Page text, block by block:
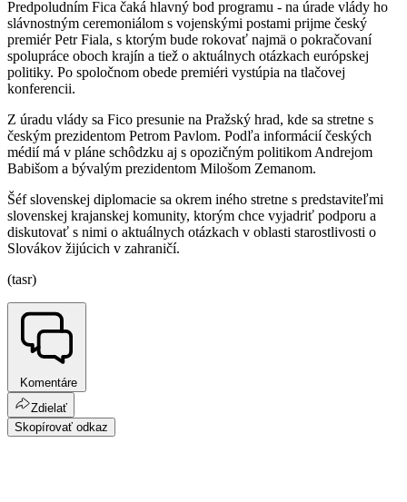
Predpoludním Fica čaká hlavný bod programu - na úrade vlády ho
slávnostným ceremoniálom s vojenskými postami prijme český
premiér Petr Fiala, s ktorým bude rokovať najmä o pokračovaní
spolupráce oboch krajín a tiež o aktuálnych otázkach európskej
politiky. Po spoločnom obede premiéri vystúpia na tlačovej
konferencii.
Z úradu vlády sa Fico presunie na Pražský hrad, kde sa stretne s
českým prezidentom Petrom Pavlom. Podľa informácií českých
médií má v pláne schôdzku aj s opozičným politikom Andrejom
Babišom a bývalým prezidentom Milošom Zemanom.
Šéf slovenskej diplomacie sa okrem iného stretne s predstaviteľmi
slovenskej krajanskej komunity, ktorým chce vyjadriť podporu a
diskutovať s nimi o aktuálnych otázkach v oblasti starostlivosti o
Slovákov žijúcich v zahraničí.
(tasr)
Komentáre
Zdielať
Skopírovať odkaz